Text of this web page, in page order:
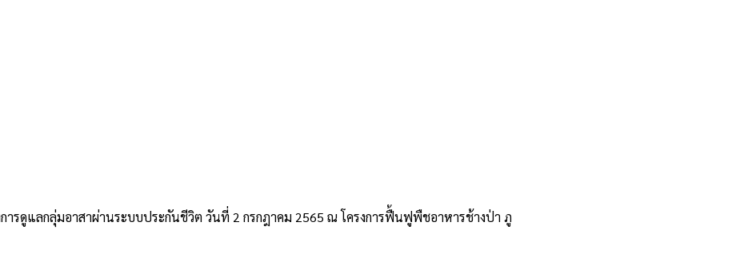
ดูแลกลุ่มอาสาผ่านระบบประกันชีวิต วันที่ 2 กรกฎาคม 2565 ณ โครงการฟื้นฟูพืชอาหารช้างป่า ภู